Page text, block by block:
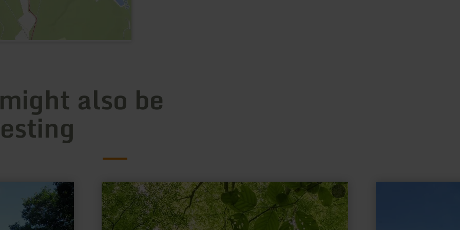
also be
learn
more
about:
Waldretter-
Trail
|